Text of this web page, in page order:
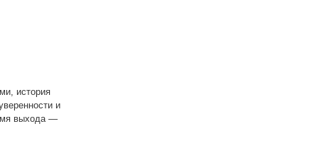
история
и
выхода —